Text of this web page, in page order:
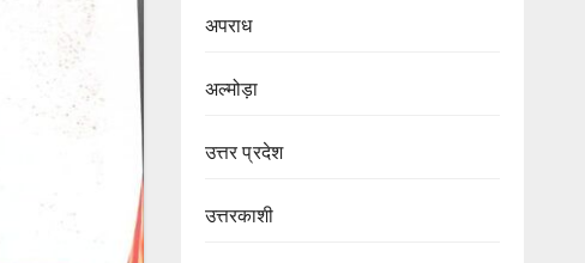
अपराध
अल्मोड़ा
उत्तर प्रदेश
उत्तरकाशी